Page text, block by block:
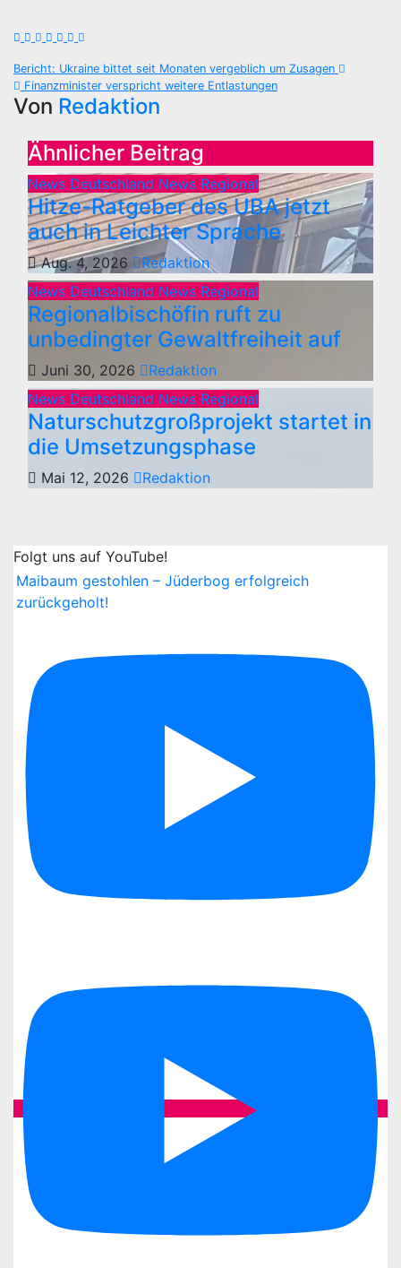
Beitragsnavigation
Bericht: Ukraine bittet seit Monaten vergeblich um Zusagen
Finanzminister verspricht weitere Entlastungen
Von Redaktion
Ähnlicher Beitrag
News Deutschland News Regional
Hitze-Ratgeber des UBA jetzt
auch in Leichter Sprache
Aug. 4, 2026
Redaktion
News Deutschland News Regional
Regionalbischöfin ruft zu
unbedingter Gewaltfreiheit auf
Juni 30, 2026
Redaktion
News Deutschland News Regional
Naturschutzgroßprojekt startet in
die Umsetzungsphase
Mai 12, 2026 Redaktion
Folgt uns auf YouTube!
Maibaum gestohlen – Jüderbog erfolgreich
zurückgeholt!